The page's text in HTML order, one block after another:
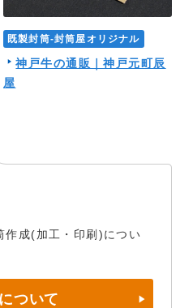
既製封筒-封筒屋オリジナル
神戸牛の通販｜神戸元町辰
屋
作成(加工・印刷)につい
ついて